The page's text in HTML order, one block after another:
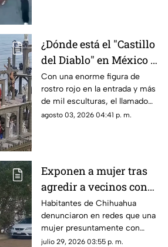
¿Dónde está el "Castillo
del Diablo" en México y
por qué se volvió tan
famoso?
Con una enorme figura de
rostro rojo en la entrada y más
de mil esculturas, el llamado
“Castillo del Diablo” se ha
agosto 03, 2026 04:41 p. m.
Exponen a mujer tras
agredir a vecinos con
cuchillos en
Chihuahua; revelan
presunta condición
Habitantes de Chihuahua
denunciaron en redes que una
mujer presuntamente con
problemas de salud mental
julio 29, 2026 03:55 p. m.